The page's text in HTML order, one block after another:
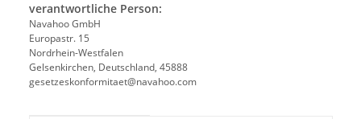
verantwortliche Person:
Navahoo GmbH
Europastr. 15
Nordrhein-Westfalen
Gelsenkirchen, Deutschland, 45888
gesetzeskonformitaet@navahoo.com